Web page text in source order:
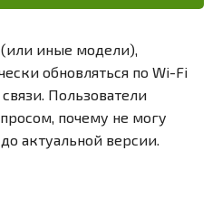
иные модели),
обновляться по Wi-Fi
Пользователи
почему не могу
актуальной версии.